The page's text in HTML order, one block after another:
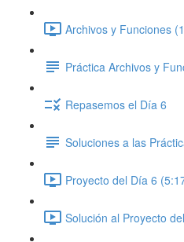
Archivos y Funciones
Práctica Archivos y
Repasemos el Día 6
Soluciones a las
Proyecto del Día 6
Solución al Proyecto